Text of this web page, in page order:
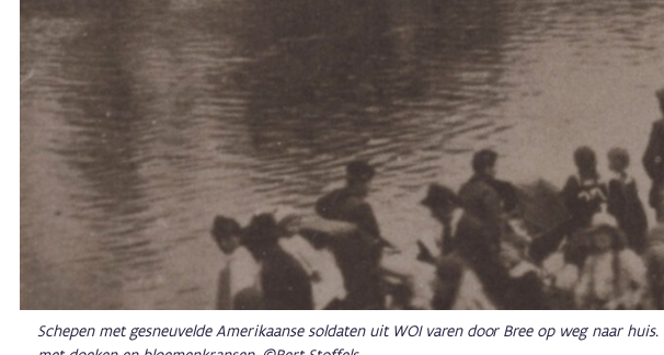
Schepen met gesneuvelde Amerikaanse soldaten uit WOI varen door Bree op weg naar